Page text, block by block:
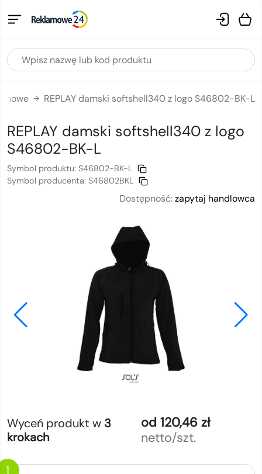
→ REPLAY damski softshell340 z logo S46802-BK-L
REPLAY damski softshell340 z logo
S46802-BK-L
Symbol produktu: S46802-BK-L
Symbol producenta: S46802BKL
Dostępność:zapytaj handlowca
Wyceń produkt w 3
krokach
od 120,46 zł
netto/szt.
1